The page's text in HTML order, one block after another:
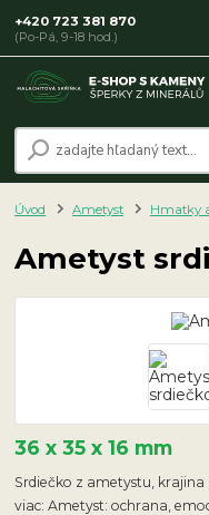
+420 723 381 870
(Po-Pá, 9-18 hod.)
Úvod Ametyst Hmatky
Ametyst
36 x 35 x 16 mm
Srdiečko z ametystu,
viac: Ametyst: ochrana,